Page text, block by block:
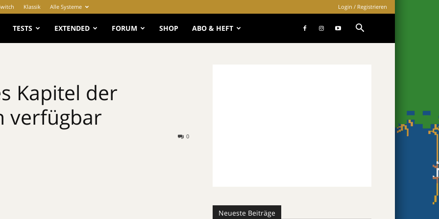
Klassik Alle Systeme Login / Registrieren
TESTS EXTENDED FORUM SHOP ABO & HEFT
Kapitel der
verfügbar
0
Neueste Beiträge